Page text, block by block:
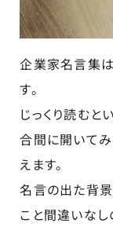
企業家名言集
す。
じっくり読むと
合間に開いて
えます。
名言の出た背
こと間違いなし